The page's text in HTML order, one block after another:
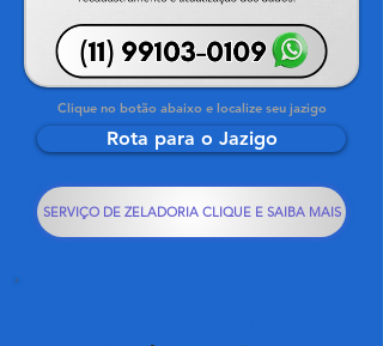
Clique no botão abaixo e localize seu jazigo
Rota para o Jazigo
SERVIÇO DE ZELADORIA CLIQUE E SAIBA MAIS